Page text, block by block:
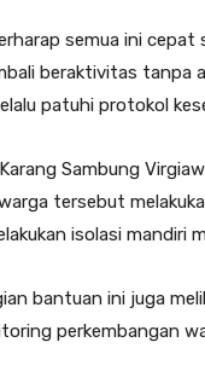
semua ini
beraktivitas tanpa
patuhi protokol
Sambung
tersebut
isolasi mandiri
bantuan ini juga
perkembangan